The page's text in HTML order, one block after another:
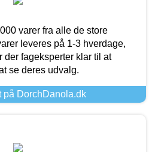
varer fra alle de store
leveres på 1-3 hverdage,
fageksperter klar til at
se deres udvalg.
på DorchDanola.dk